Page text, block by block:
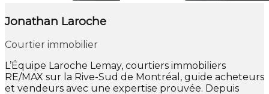
Jonathan Laroche
Courtier immobilier
L’Équipe Laroche Lemay, courtiers immobiliers
RE/MAX sur la Rive-Sud de Montréal, guide acheteurs
et vendeurs avec une expertise prouvée. Depuis